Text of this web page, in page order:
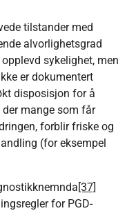
tilstander med
alvorlighetsgrad
sykelighet, men
er dokumentert
disposisjon for å
mange som får
forblir friske og
(for eksempel
[37]
for PGD-